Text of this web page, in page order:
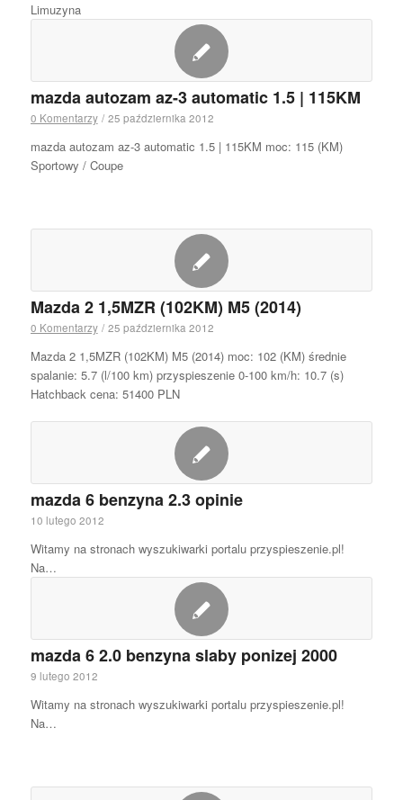
Limuzyna
mazda autozam az-3 automatic 1.5 | 115KM
0 Komentarzy / 25 października 2012
mazda autozam az-3 automatic 1.5 | 115KM moc: 115 (KM)
Sportowy / Coupe
Mazda 2 1,5MZR (102KM) M5 (2014)
0 Komentarzy / 25 października 2012
Mazda 2 1,5MZR (102KM) M5 (2014) moc: 102 (KM) średnie
spalanie: 5.7 (l/100 km) przyspieszenie 0-100 km/h: 10.7 (s)
Hatchback cena: 51400 PLN
mazda 6 benzyna 2.3 opinie
10 lutego 2012
Witamy na stronach wyszukiwarki portalu przyspieszenie.pl!
Na…
mazda 6 2.0 benzyna slaby ponizej 2000
9 lutego 2012
Witamy na stronach wyszukiwarki portalu przyspieszenie.pl!
Na…